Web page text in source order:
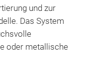
und zur
Das System
oder metallische